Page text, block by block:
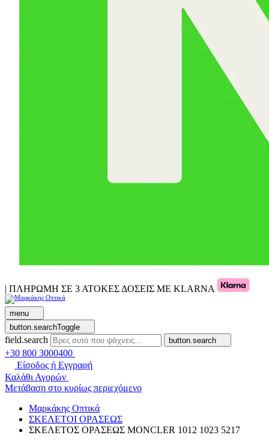
| ΠΛΗΡΩΜΗ ΣΕ 3 ΑΤΟΚΕΣ ΔΟΣΕΙΣ ΜΕ KLARNA
menu
button.searchToggle
field.search button.search
+30 800 3000400
Είσοδος ή Εγγραφή
Καλάθι Αγορών
Μετάβαση στο κυρίως περιεχόμενο
Μαρκάκης Οπτικά
ΣΚΕΛΕΤΟΙ ΟΡΑΣΕΩΣ
ΣΚΕΛΕΤΟΣ ΟΡΑΣΕΩΣ MONCLER 1012 1023 5217